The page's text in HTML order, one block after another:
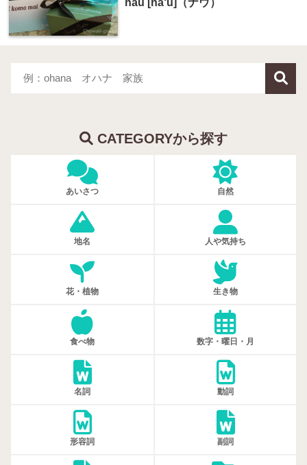
nau [na‘u]（ナウ）
CATEGORYから探す
あいさつ 自然
地名 人や気持ち
花・植物 生き物
食べ物 数字・曜日・月
名詞 動詞
形容詞 副詞